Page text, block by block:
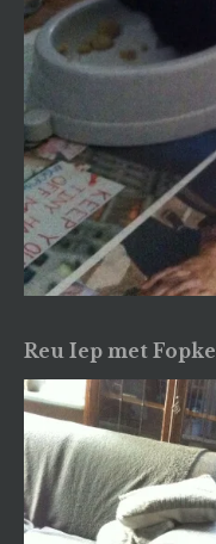
Reu Iep met Fopke